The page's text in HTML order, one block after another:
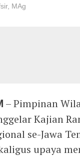
MAg
– Pimpinan
Kajian
se-Jawa
upaya